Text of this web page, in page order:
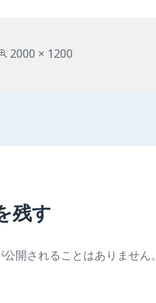
フ
2000 × 1200
残す
開されることはありません。